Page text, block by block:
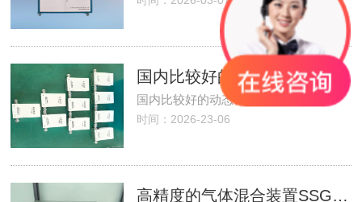
国内比较好的动态稀释嗅辨仪厂家
国内比较好的动态稀释嗅辨仪厂家
时间：2026-23-06
高精度的气体混合装置SSGM-2 IM